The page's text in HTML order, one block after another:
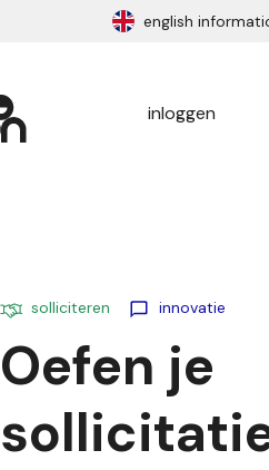
english
inloggen
solliciteren innovatie
Oefen je